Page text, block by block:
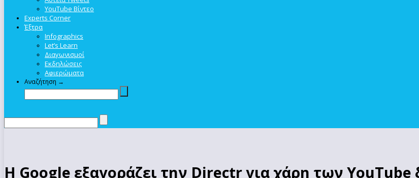
YouTube Βίντεο
Experts Corner
Έξτρα
Infographics
Let’s Learn
Διαγωνισμοί
Εκδηλώσεις
Αφιερώματα
Αναζήτηση →
Η Google εξαγοράζει την Directr για χάρη των